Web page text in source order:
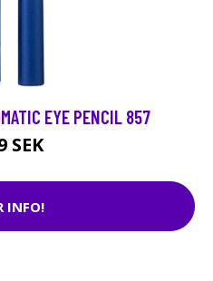
EYE PENCIL 857
SEK
INFO!